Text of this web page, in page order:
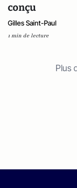
conçu
Gilles Saint-Paul
1 min de lecture
Plus